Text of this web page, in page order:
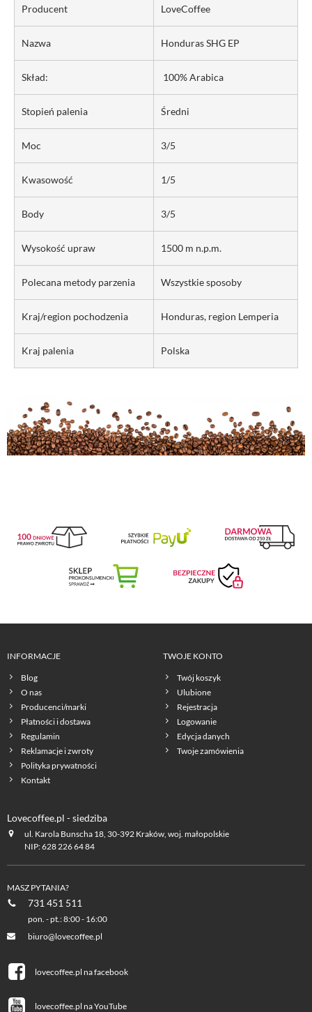
Producent LoveCoffee
Nazwa Honduras SHG EP
Skład: 100% Arabica
Stopień palenia Średni
Moc 3/5
Kwasowość 1/5
Body 3/5
Wysokość upraw 1500 m n.p.m.
Polecana metody parzenia Wszystkie sposoby
Kraj/region pochodzenia Honduras, region Lemperia
Kraj palenia Polska
INFORMACJE
Blog
O nas
Producenci/marki
Płatności i dostawa
Regulamin
Reklamacje i zwroty
Polityka prywatności
Kontakt
TWOJE KONTO
Twój koszyk
Ulubione
Rejestracja
Logowanie
Edycja danych
Twoje zamówienia
Lovecoffee.pl - siedziba
ul. Karola Bunscha 18, 30-392 Kraków, woj. małopolskie
NIP: 628 226 64 84
MASZ PYTANIA?
731 451 511
pon. - pt.: 8:00 - 16:00
biuro@lovecoffee.pl
lovecoffee.pl na facebook
lovecoffee.pl na YouTube